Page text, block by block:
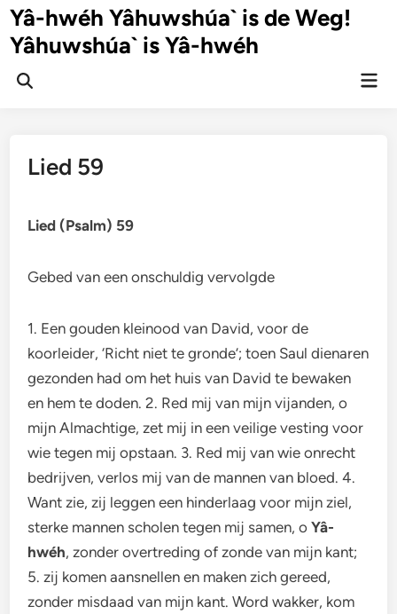
Ga
naar
inhoud
Yâ-hwéh Yâhuwshúa` is de Weg!
Yâhuwshúa` is Yâ-hwéh
Zoeken
Lied 59
Lied (Psalm) 59
Gebed van een onschuldig vervolgde
1. Een gouden kleinood van David, voor de
koorleider, ‘Richt niet te gronde’; toen Saul dienaren
gezonden had om het huis van David te bewaken
en hem te doden. 2. Red mij van mijn vijanden, o
mijn Almachtige, zet mij in een veilige vesting voor
wie tegen mij opstaan. 3. Red mij van wie onrecht
bedrijven, verlos mij van de mannen van bloed. 4.
Want zie, zij leggen een hinderlaag voor mijn ziel,
sterke mannen scholen tegen mij samen, oYâ-
hwéh, zonder overtreding of zonde van mijn kant;
5. zij komen aansnellen en maken zich gereed,
zonder misdaad van mijn kant. Word wakker, kom